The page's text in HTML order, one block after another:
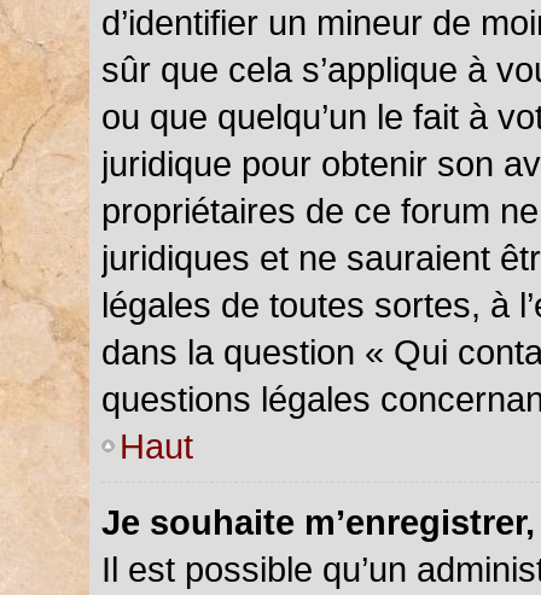
d’identifier un mineur de
sûr que cela s’applique à
ou que quelqu’un le fait à
juridique pour obtenir son
propriétaires de ce forum
juridiques et ne sauraient
légales de toutes sortes, à
dans la question « Qui
questions légales
Haut
Je souhaite
Il est possible qu’un